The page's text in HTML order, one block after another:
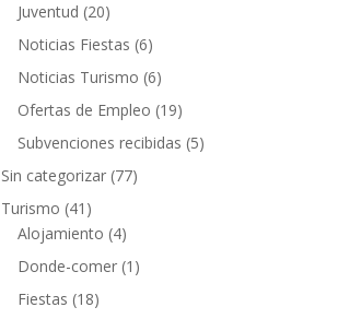
Juventud (20)
Noticias Fiestas (6)
Noticias Turismo (6)
Ofertas de Empleo (19)
Subvenciones recibidas (5)
Sin categorizar (77)
Turismo (41)
Alojamiento (4)
Donde-comer (1)
Fiestas (18)